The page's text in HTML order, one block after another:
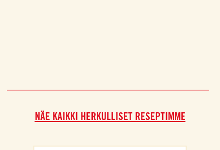
NÄE KAIKKI HERKULLISET RESEPTIMME